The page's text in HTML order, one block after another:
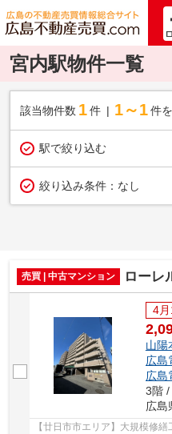
宮内駅物件一覧
該当物件数 1件 1～1 件
駅で絞り込む
絞り込み条件： なし
売買 | 中古マンション ローレ
4
山陽
広島
広島
3階 /
広島
【廿日市市エリア】大規模修